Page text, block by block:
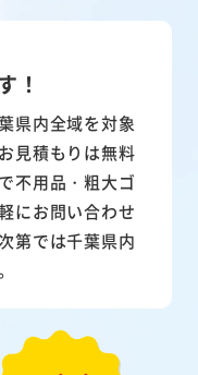
！
県内全域を対象
見積もりは無料
不用品・粗大ゴ
にお問い合わせ
第では千葉県内